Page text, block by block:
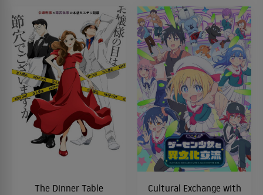
The Dinner Table
Cultural Exchange with